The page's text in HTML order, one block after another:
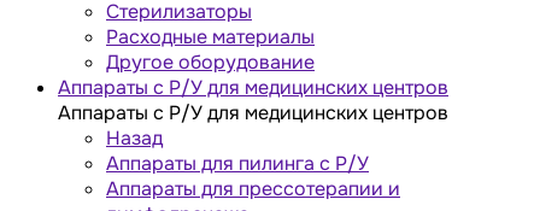
Стерилизаторы
Расходные материалы
Другое оборудование
Аппараты с Р/У для медицинских центров
Аппараты с Р/У для медицинских центров
Назад
Аппараты для пилинга с Р/У
Аппараты для прессотерапии и